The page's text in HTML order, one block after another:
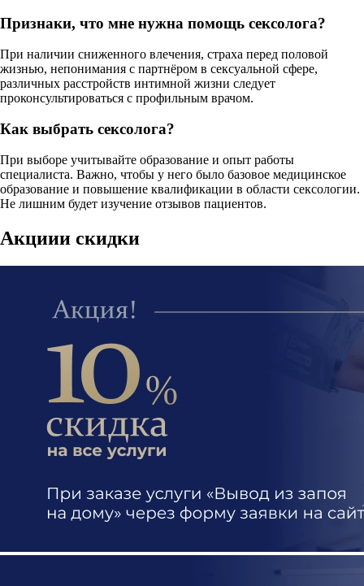
Признаки, что мне нужна помощь сексолога?
При наличии сниженного влечения, страха перед половой
жизнью, непонимания с партнёром в сексуальной сфере,
различных расстройств интимной жизни следует
проконсультироваться с профильным врачом.
Как выбрать сексолога?
При выборе учитывайте образование и опыт работы
специалиста. Важно, чтобы у него было базовое медицинское
образование и повышение квалификации в области сексологии.
Не лишним будет изучение отзывов пациентов.
Акциии скидки